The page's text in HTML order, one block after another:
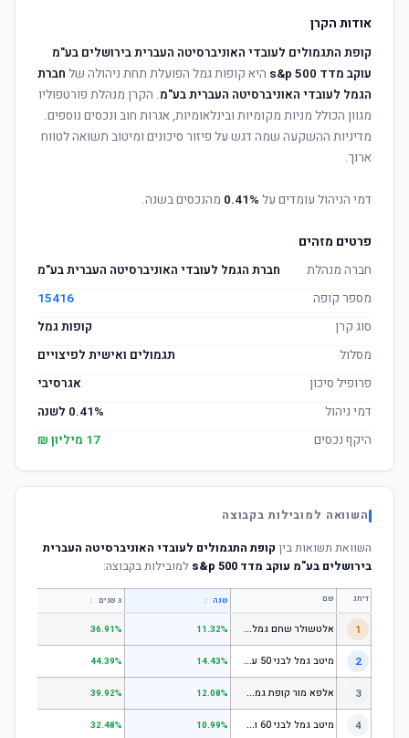
אודות הקרן
קופת התגמולים לעובדי האוניברסיטה העברית בירושלים בע"מ
עוקב מדד s&p 500
היא קופות גמל הפועלת תחת ניהולה של חברת
הגמל לעובדי האוניברסיטה העברית בע"מ. הקרן מנהלת פורטפוליו
מגוון הכולל מניות מקומיות ובינלאומיות, אגרות חוב ונכסים נוספים.
מדיניות ההשקעה שמה דגש על פיזור סיכונים ומיטוב תשואה לטווח
ארוך.
דמי הניהול עומדים על 0.41% מהנכסים בשנה.
פרטים מזהים
חברה מנהלת
חברת הגמל לעובדי האוניברסיטה העברית בע"מ
מספר קופה
15416
סוג קרן
קופות גמל
מסלול
תגמולים ואישית לפיצויים
פרופיל סיכון
אגרסיבי
דמי ניהול
0.41% לשנה
היקף נכסים
17 מיליון ₪
השוואה למובילות בקבוצה
השוואת תשואות בין קופת התגמולים לעובדי האוניברסיטה העברית
בירושלים בע"מ עוקב מדד s&p 500
למובילות בקבוצה:
דירוג שם שנה ↕ 3 שנים ↕
1 א
לטשולר שחם גמל לבני 50 עד 60 11.32%
36.91%
2 מ
יטב גמל לבני 50 עד 60 14.43%
44.39%
3 א
לפא מור קופת גמל לחיסכון, קופת גמל לתגמולים וקופת גמל אישית לפיצויים - לבני 50 עד 60 12.08%
39.92%
4 מ
יטב גמל לבני 60 ומעלה 10.99%
32.48%